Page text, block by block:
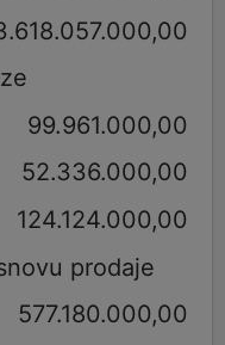
99.961.000,00
52.336.000,00
124.124.000,00
prodaje
577.180.000,00